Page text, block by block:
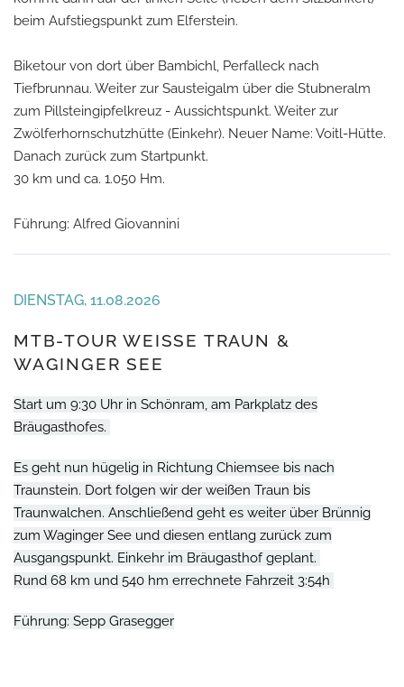
beim Aufstiegspunkt zum Elferstein.
Biketour von dort über Bambichl, Perfalleck nach
Tiefbrunnau. Weiter zur Sausteigalm über die Stubneralm
zum Pillsteingipfelkreuz - Aussichtspunkt. Weiter zur
Zwölferhornschutzhütte (Einkehr). Neuer Name: Voitl-Hütte.
Danach zurück zum Startpunkt.
30 km und ca. 1.050 Hm.
Führung: Alfred Giovannini
DIENSTAG, 11.08.2026
MTB-TOUR WEISSE TRAUN & W
AGINGER SEE
Start um 9:30 Uhr in Schönram, am Parkplatz des
Bräugasthofes.
Es geht nun hügelig in Richtung Chiemsee bis nach
Traunstein. Dort folgen wir der weißen Traun bis
Traunwalchen. Anschließend geht es weiter über Brünnig
zum Waginger See und diesen entlang zurück zum
Ausgangspunkt. Einkehr im Bräugasthof geplant.
Rund 68 km und 540 hm errechnete Fahrzeit 3:54h
Führung: Sepp Grasegger